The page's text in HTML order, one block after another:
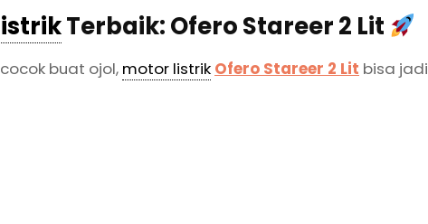
Terbaik: Ofero Stareer 2 Lit
buat ojol, motor listrik Ofero Stareer 2 Lit bisa jadi